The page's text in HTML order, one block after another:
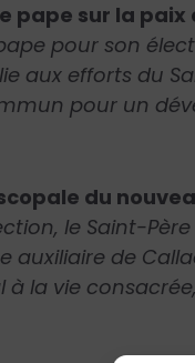
pape sur la paix
pour son
aux efforts du
pour un
du
le Saint-
auxiliaire de
la vie